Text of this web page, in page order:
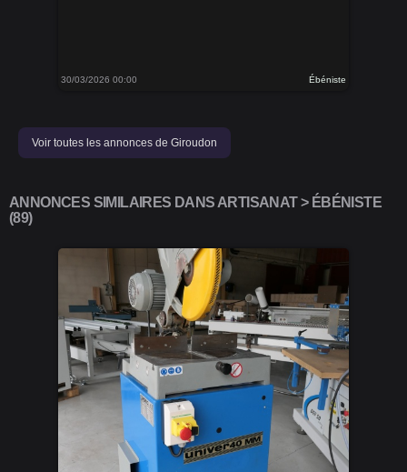
30/03/2026 00:00 Ébéniste
Voir toutes les annonces de Giroudon
ANNONCES SIMILAIRES DANS ARTISANAT > ÉBÉNISTE
(89)